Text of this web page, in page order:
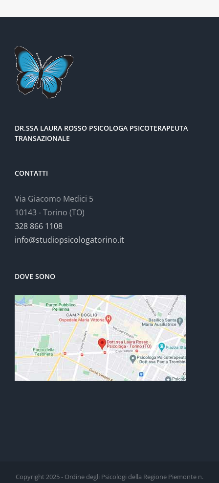
DR.SSA LAURA ROSSO PSICOLOGA PSICOTERAPEUTA
TRANSAZIONALE
CONTATTI
Via Giacomo Medici 5
10143 - Torino (TO)
328 866 1108
info@studiopsicologatorino.it
DOVE SONO
Copyright 2025 - Ordine degli Psicologi della Regione Piemonte n.